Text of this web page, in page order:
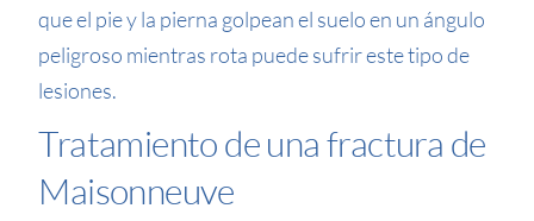
que el pie y la pierna golpean el suelo en un ángulo
peligroso mientras rota puede sufrir este tipo de
lesiones.
Tratamiento de una fractura de
Maisonneuve